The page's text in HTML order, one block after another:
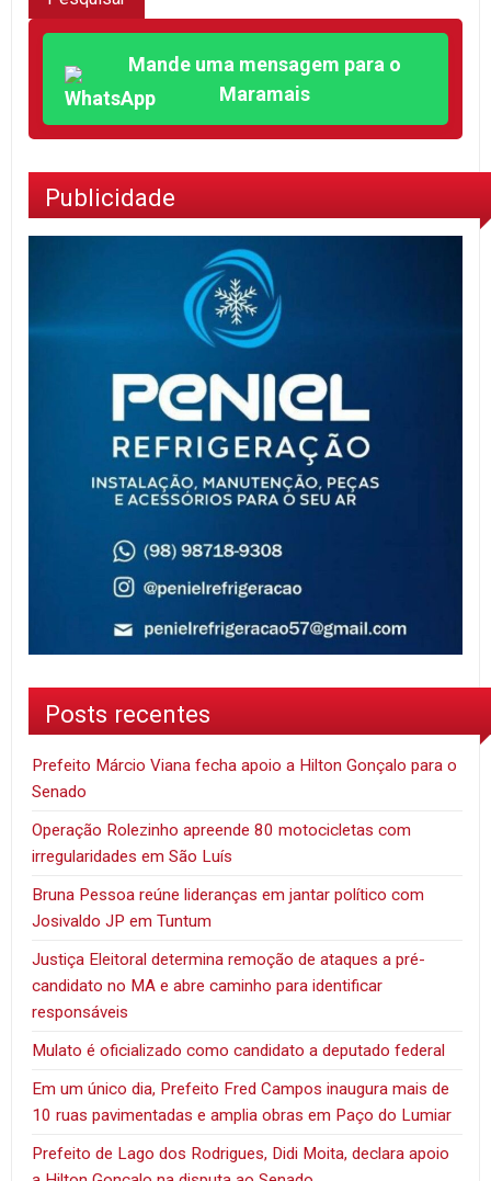
Mande uma mensagem para o
Maramais
Publicidade
Posts recentes
Prefeito Márcio Viana fecha apoio a Hilton Gonçalo para o
Senado
Operação Rolezinho apreende 80 motocicletas com
irregularidades em São Luís
Bruna Pessoa reúne lideranças em jantar político com
Josivaldo JP em Tuntum
Justiça Eleitoral determina remoção de ataques a pré-
candidato no MA e abre caminho para identificar
responsáveis
Mulato é oficializado como candidato a deputado federal
Em um único dia, Prefeito Fred Campos inaugura mais de
10 ruas pavimentadas e amplia obras em Paço do Lumiar
Prefeito de Lago dos Rodrigues, Didi Moita, declara apoio